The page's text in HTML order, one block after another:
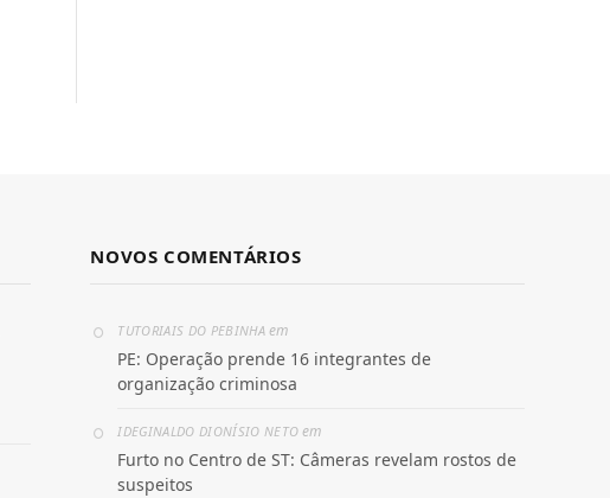
NOVOS COMENTÁRIOS
TUTORIAIS DO PEBINHAem
PE: Operação prende 16 integrantes de
organização criminosa
IDEGINALDO DIONÍSIO NETO em
Furto no Centro de ST: Câmeras revelam rostos de
suspeitos